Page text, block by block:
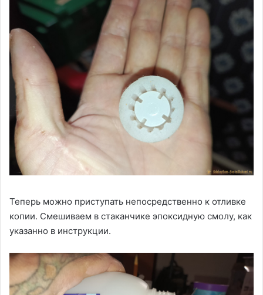
Теперь можно приступать непосредственно к отливке
копии. Смешиваем в стаканчике эпоксидную смолу, как
указанно в инструкции.